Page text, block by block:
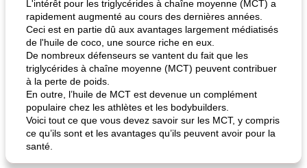
L'intérêt pour les triglycérides à chaîne moyenne (MCT) a
rapidement augmenté au cours des dernières années.
Ceci est en partie dû aux avantages largement médiatisés
de l'huile de coco, une source riche en eux.
De nombreux défenseurs se vantent du fait que les
triglycérides à chaîne moyenne (MCT) peuvent contribuer
à la perte de poids.
En outre, l’huile de MCT est devenue un complément
populaire chez les athlètes et les bodybuilders.
Voici tout ce que vous devez savoir sur les MCT, y compris
ce qu’ils sont et les avantages qu’ils peuvent avoir pour la
santé.